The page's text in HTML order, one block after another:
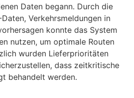
Daten begann. Durch die
Verkehrsmeldungen in
konnte das System
nutzen, um optimale Routen
wurden Lieferprioritäten
dass zeitkritische
behandelt werden.